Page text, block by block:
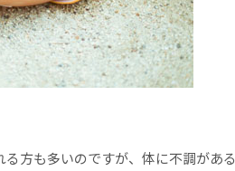
方も多いのですが、体に不調がある